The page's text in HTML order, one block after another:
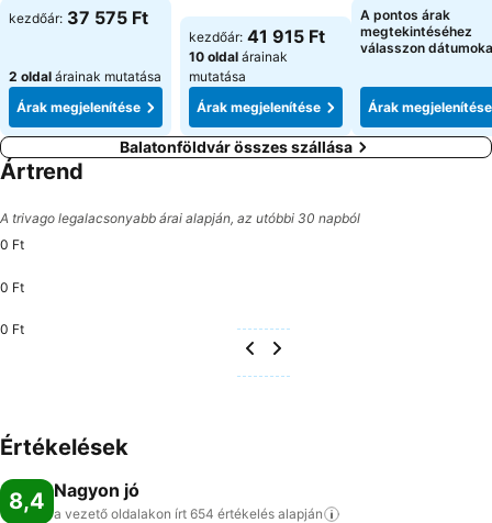
Árak megjelenítése
kezdőár: 37 575 Ft
2 oldal árainak mutatása
Árak megjelenítése
Árak megjelenítése
kezdőár: 41 915 Ft
10 oldal árainak
mutatása
Árak megjelenítése
Árak
A pontos árak
megtekintéséhez
válasszon
Árak megjelenítése
Balatonföldvár összes szállása
Ártrend
A trivago legalacsonyabb árai alapján, az utóbbi 30 napból
0 Ft
0 Ft
0 Ft
Értékelések
8,4 Nagyon jó
a vezető oldalakon írt 654 értékelés alapján